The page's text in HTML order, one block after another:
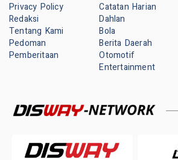
Privacy Policy
Redaksi
Tentang Kami
Pedoman
Pemberitaan
Catatan Harian
Dahlan
Bola
Berita Daerah
Otomotif
Entertainment